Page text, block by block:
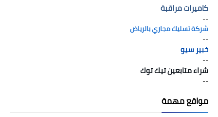
كاميرات مراقبة
--
شركة تسليك مجاري بالرياض
--
خبير سيو
--
شراء متابعين تيك توك
--
مواقع مهمة